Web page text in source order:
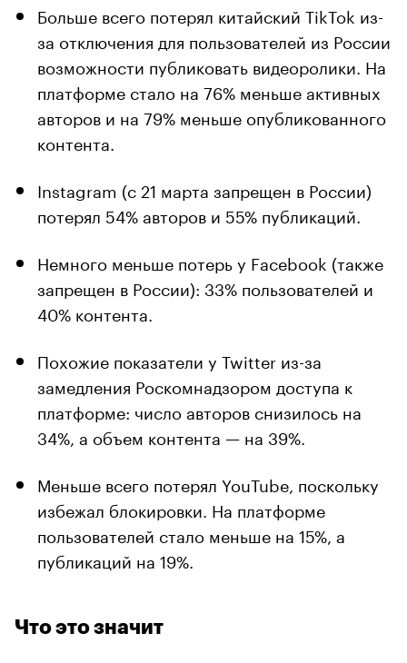
Больше всего потерял китайский TikTok из-
за отключения для пользователей из России
возможности публиковать видеоролики. На
платформе стало на 76% меньше активных
авторов и на 79% меньше опубликованного
контента.
Instagram (с 21 марта запрещен в России)
потерял 54% авторов и 55% публикаций.
Немного меньше потерь у Facebook (также
запрещен в России): 33% пользователей и
40% контента.
Похожие показатели у Twitter из-за
замедления Роскомнадзором доступа к
платформе: число авторов снизилось на
34%, а объем контента — на 39%.
Меньше всего потерял YouTube, поскольку
избежал блокировки. На платформе
пользователей стало меньше на 15%, а
публикаций на 19%.
Что это значит